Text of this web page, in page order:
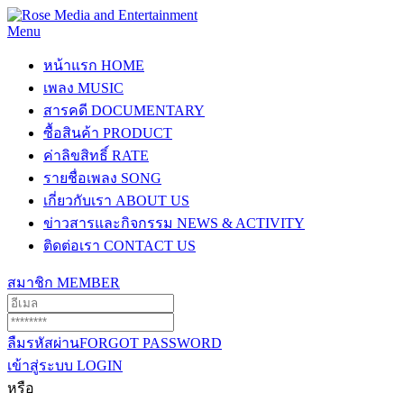
Menu
หน้าแรก HOME
เพลง MUSIC
สารคดี DOCUMENTARY
ซื้อสินค้า PRODUCT
ค่าลิขสิทธิ์ RATE
รายชื่อเพลง SONG
เกี่ยวกับเรา ABOUT US
ข่าวสารและกิจกรรม NEWS & ACTIVITY
ติดต่อเรา CONTACT US
สมาชิก MEMBER
ลืมรหัสผ่านFORGOT PASSWORD
เข้าสู่ระบบ LOGIN
หรือ